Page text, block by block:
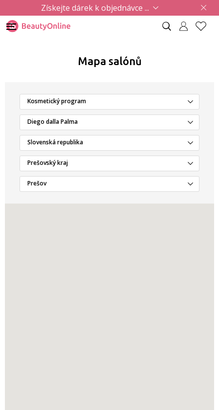
Získejte dárek k objednávce ...
Mapa salónů
Kosmetický program
Diego dalla Palma
Slovenská republika
Prešovský kraj
Prešov